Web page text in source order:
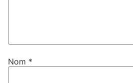
Nom *